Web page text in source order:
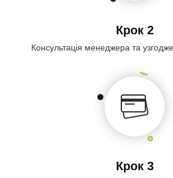
Крок 2
Консультація менеджера та
Крок 3